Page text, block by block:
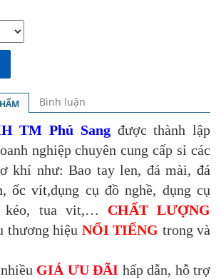
Bình luận
TM Phú Sang được thành lập
nghiệp chuyên cung cấp sỉ các
khí như: Bao tay len, đá mài, đá
, ốc vít,dụng cụ đồ nghề, dụng cụ
kéo, tua vit,… CHẤT LƯỢNG
thương hiệu NỔI TIẾNG trong và
GIÁ ƯU ĐÃI hấp dẫn, hỗ trợ